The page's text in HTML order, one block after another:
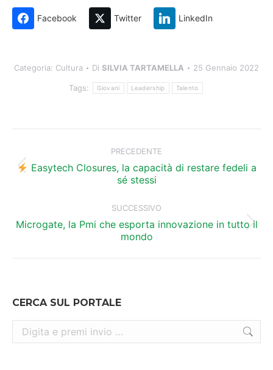
Facebook Twitter LinkedIn
Categoria: Cultura Di SILVIA TARTAMELLA 25 Gennaio 2022
Tags: Giovani Leadership Talento
tra
PRECEDENTE
Post
precedente:
Easytech Closures, la capacità di restare fedeli a
sé stessi
SUCCESSIVO
Prossimo
post:
Microgate, la Pmi che esporta innovazione in tutto il
mondo
CERCA SUL PORTALE
Cerca: